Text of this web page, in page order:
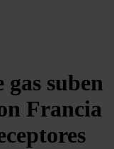
suben
Francia